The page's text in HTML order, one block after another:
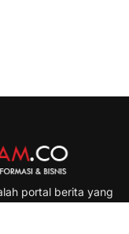
portal berita yang